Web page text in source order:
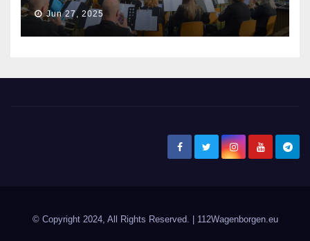
Jun 27, 2025
© Copyright 2024, All Rights Reserved. | 112Wagenborgen.eu